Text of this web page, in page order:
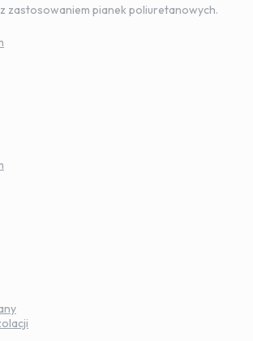
zastosowaniem pianek poliuretanowych.